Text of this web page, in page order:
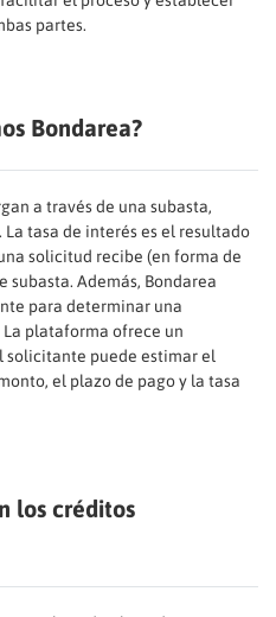
partes.
Bondarea?
a través de una subasta,
tasa de interés es el resultado
solicitud recibe (en forma de
Además, Bondarea
para determinar una
plataforma ofrece un
solicitante puede estimar el
el plazo de pago y la tasa
los créditos